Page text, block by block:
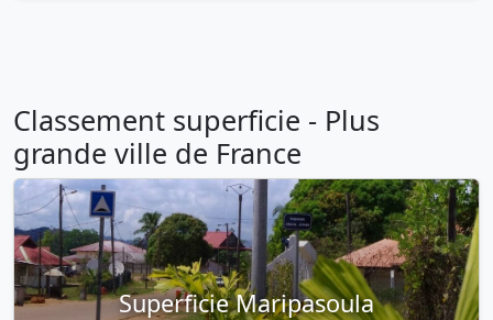
Classement superficie - Plus
grande ville de France
Superficie Maripasoula